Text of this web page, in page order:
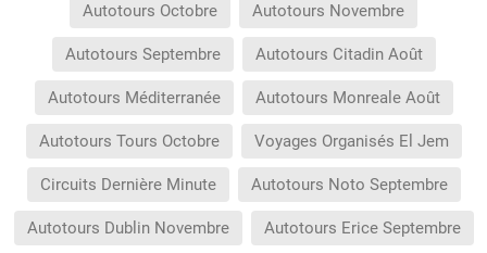
Autotours Octobre Autotours Novembre
Autotours Septembre Autotours Citadin Août
Autotours Méditerranée Autotours Monreale Août
Autotours Tours Octobre Voyages Organisés El Jem
Circuits Dernière Minute Autotours Noto Septembre
Autotours Dublin Novembre Autotours Erice Septembre